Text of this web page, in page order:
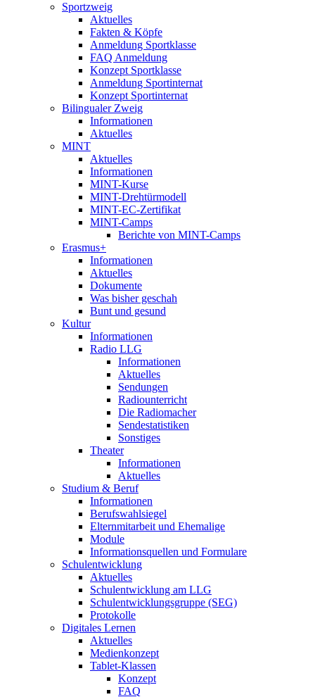
Sportzweig
Aktuelles
Fakten & Köpfe
Anmeldung Sportklasse
FAQ Anmeldung
Konzept Sportklasse
Anmeldung Sportinternat
Konzept Sportinternat
Bilingualer Zweig
Informationen
Aktuelles
MINT
Aktuelles
Informationen
MINT-Kurse
MINT-Drehtürmodell
MINT-EC-Zertifikat
MINT-Camps
Berichte von MINT-Camps
Erasmus+
Informationen
Aktuelles
Dokumente
Was bisher geschah
Bunt und gesund
Kultur
Informationen
Radio LLG
Informationen
Aktuelles
Sendungen
Radiounterricht
Die Radiomacher
Sendestatistiken
Sonstiges
Theater
Informationen
Aktuelles
Studium & Beruf
Informationen
Berufswahlsiegel
Elternmitarbeit und Ehemalige
Module
Informationsquellen und Formulare
Schulentwicklung
Aktuelles
Schulentwicklung am LLG
Schulentwicklungsgruppe (SEG)
Protokolle
Digitales Lernen
Aktuelles
Medienkonzept
Tablet-Klassen
Konzept
FAQ